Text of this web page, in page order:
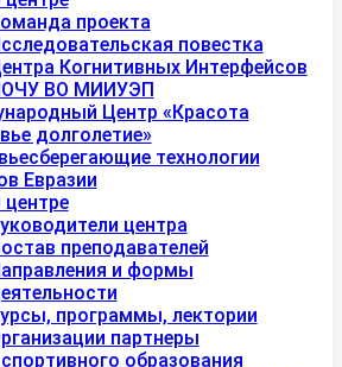
проекта
повестка
Когнитивных Интерфейсов
ВО МИИУЭП
Центр «Красота
долголетие»
технологии
Евразии
центре
центра
преподавателей
и формы
программы, лектории
партнеры
образования